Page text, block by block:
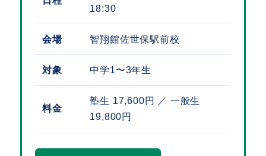
18:30
会場 智翔館佐世保駅前校
対象 中学1〜3年生
料金
塾生 17,600円 ／ 一般生
19,800円